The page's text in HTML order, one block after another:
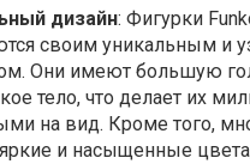
дизайн: Фигурки
своим уникальным и
Они имеют большую
тело, что делает их
на вид. Кроме того,
и насыщенные